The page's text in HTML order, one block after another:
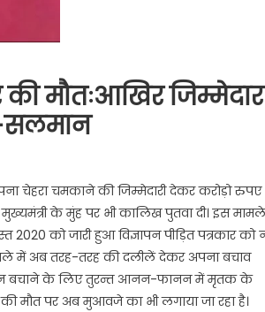
मौतःआखिर जिम्मेदार
सलमान
चेहरा चमकाने की जिम्मेदारी देकर करोड़ो रुपए
मुख्यमंत्री के मुंह पर भी कालिख पुतवा दी। इस मामले
को जारी हुआ विज्ञापन पीड़ित पत्रकार को
में अब तरह-तरह की दलीलें देकर अपना बचाव
बचाने के लिए तुरन्त आनन-फानन में मृतक के
मौत पर अब मुआवजे का भी लगाया जा रहा है।